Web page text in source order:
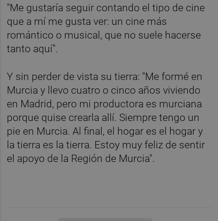
"Me gustaría seguir contando el tipo de cine
que a mí me gusta ver: un cine más
romántico o musical, que no suele hacerse
tanto aquí".
Y sin perder de vista su tierra: "Me formé en
Murcia y llevo cuatro o cinco años viviendo
en Madrid, pero mi productora es murciana
porque quise crearla allí. Siempre tengo un
pie en Murcia. Al final, el hogar es el hogar y
la tierra es la tierra. Estoy muy feliz de sentir
el apoyo de la Región de Murcia".